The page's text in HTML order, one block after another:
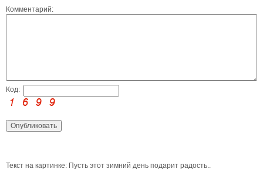
Комментарий:
Код:
Текст на картинке: Пусть этот зимний день подарит радость..